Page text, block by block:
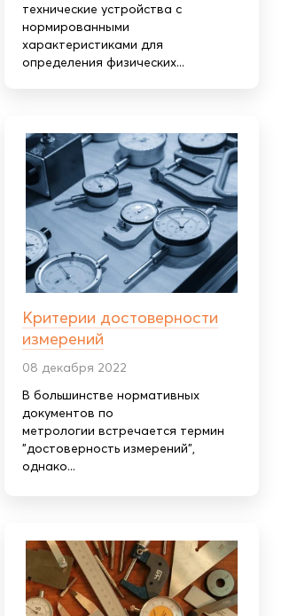
технические устройства с
нормированными
характеристиками для
определения физических...
Критерии достоверности
измерений
08 декабря 2022
В большинстве нормативных
документов по
метрологии встречается термин
"достоверность измерений",
однако...